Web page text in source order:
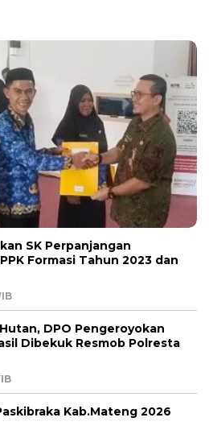
SK Perpanjangan
Formasi Tahun 2023 dan
DPO Pengeroyokan
Dibekuk Resmob Polresta
Kab.Mateng 2026